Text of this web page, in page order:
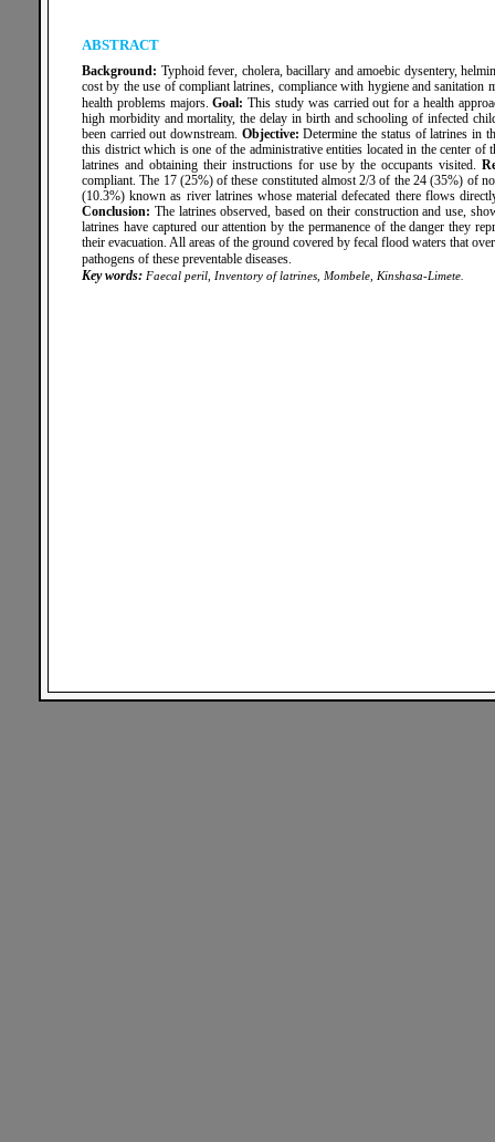
ABSTRACT
Background: Typhoid fever, cholera, bacillary and amoebic dysentery,
cost by the use of compliant latrines, compliance with hygiene and sanitation
health problems majors. Goal: This study was carried out for a health
high morbidity and mortality, the delay in birth and schooling of infected
been carried out downstream. Objective: Determine the status of latrines in
this district which is one of the administrative entities located in the center
latrines and obtaining their instructions for use by the occupants visited.
compliant. The 17 (25%) of these constituted almost 2/3 of the 24 (35%) of
(10.3%) known as river latrines whose material defecated there flows
Conclusion: The latrines observed, based on their construction and use,
latrines have captured our attention by the permanence of the danger they
their evacuation. All areas of the ground covered by fecal flood waters that
pathogens of these preventable diseases.
Key words: Faecal peril, Inventory of latrines, Mombele, Kinshasa-Limete.